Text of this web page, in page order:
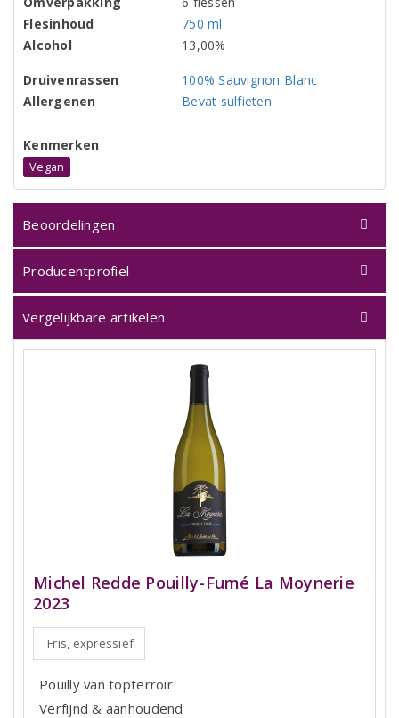
Flesinhoud
750 ml
Alcohol
13,00%
Druivenrassen
100% Sauvignon Blanc
Allergenen
Bevat sulfieten
Kenmerken
Vegan
Beoordelingen
Producentprofiel
Vergelijkbare artikelen
Michel Redde Pouilly-Fumé La Moynerie
2023
Fris, expressief
Pouilly van topterroir
Verfijnd & aanhoudend